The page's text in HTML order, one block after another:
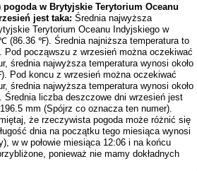
pogoda w Brytyjskie Terytorium Oceanu
jest taka: Średnia najwyższa
Terytorium Oceanu Indyjskiego w
(86.36 ℉). Średnia najniższa temperatura to
począwszu z wrzesień można oczekiwać
średnia najwyższa temperatura wynosi około
Pod koncu z wrzesień można oczekiwać
średnia najwyższa temperatura wynosi około
liczba deszczowe dni wrzesień jest
mm (Spójrz co oznacza ten numer).
że rzeczywista pogoda może różnić się
dnia na początku tego miesiąca wynosi
w w połowie miesiąca 12:06 i na końcu
ponieważ nie mamy dokładnych